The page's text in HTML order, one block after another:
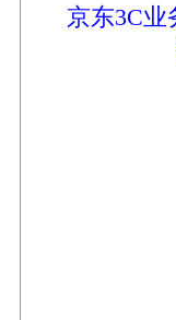
京东3C